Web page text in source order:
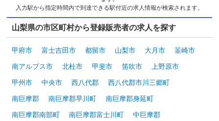
入力駅から指定時間内で到達できる駅付近の求人情報が検索されます。
山梨県の市区町村から登録販売者の求人を探す
甲府市 富士吉田市 都留市 山梨市 大月市 韮崎市
南アルプス市 北杜市 甲斐市 笛吹市 上野原市
甲州市 中央市 西八代郡 西八代郡市川三郷町
南巨摩郡 南巨摩郡早川町 南巨摩郡身延町
南巨摩郡南部町 南巨摩郡富士川町 中巨摩郡